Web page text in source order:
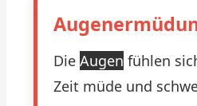
Die Augen fühlen
Zeit müde und